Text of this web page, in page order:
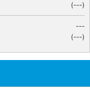
(---)
---
(---)